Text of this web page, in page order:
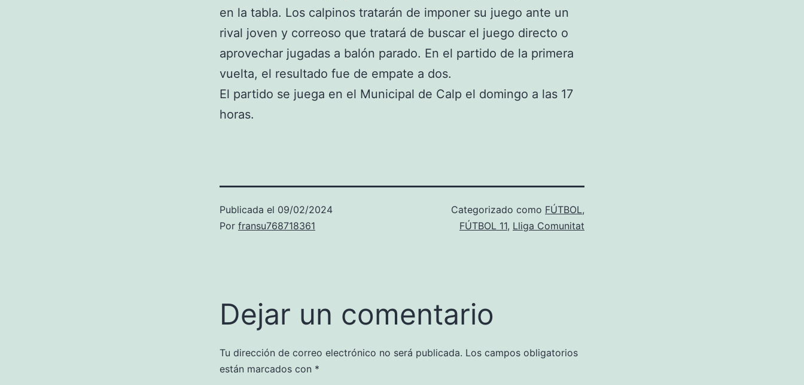
en la tabla. Los calpinos tratarán de imponer su juego ante un
rival joven y correoso que tratará de buscar el juego directo o
aprovechar jugadas a balón parado. En el partido de la primera
vuelta, el resultado fue de empate a dos.
El partido se juega en el Municipal de Calp el domingo a las 17
horas.
Publicada el 09/02/2024
Por fransu768718361
Categorizado como FÚTBOL,
FÚTBOL 11, Lliga Comunitat
Dejar un comentario
Tu dirección de correo electrónico no será publicada. Los campos obligatorios
están marcados con *